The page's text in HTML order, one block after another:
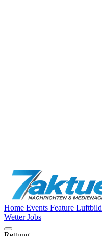
Home Events Feature Luftbild
WetterJobs